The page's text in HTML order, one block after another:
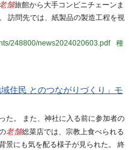
舗旅館から大手コンビニチェーンま
訪問先では、紙製品の製造工程を視
248800/news2024020603.pdf
種
住民 とのつながりづくり」モ
た。 また、神社に入る前に参加者の
老舗総菜店では、宗教上食べられる
景にも気を配る様子が見られた。 終